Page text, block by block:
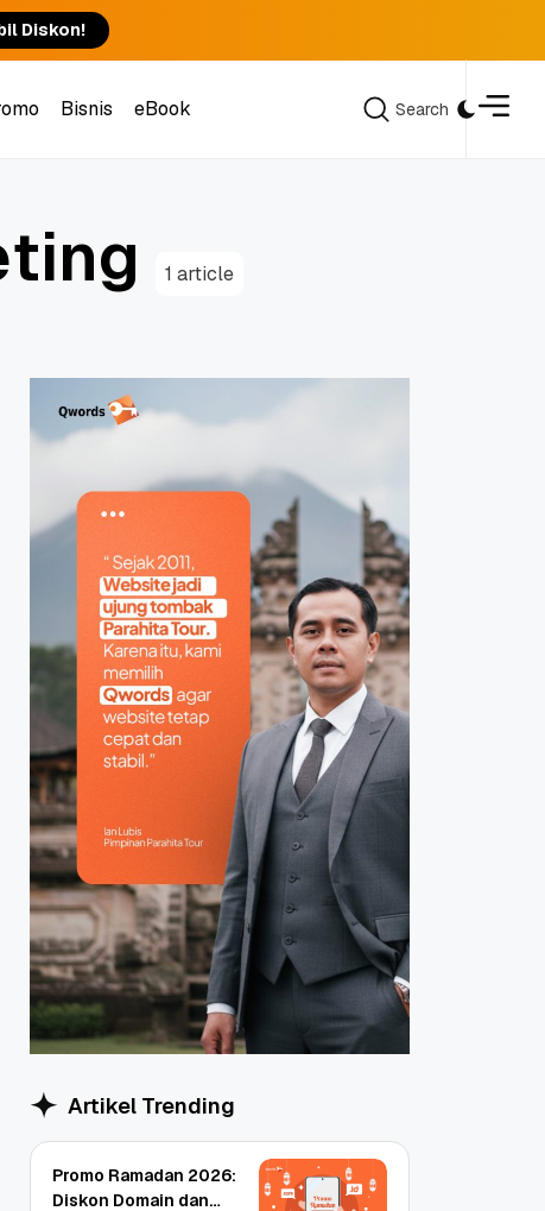
Diskon!
Bisnis
eBook
Search
ting 1 article
Artikel Trending
Promo Ramadan 2026:
Diskon Domain dan